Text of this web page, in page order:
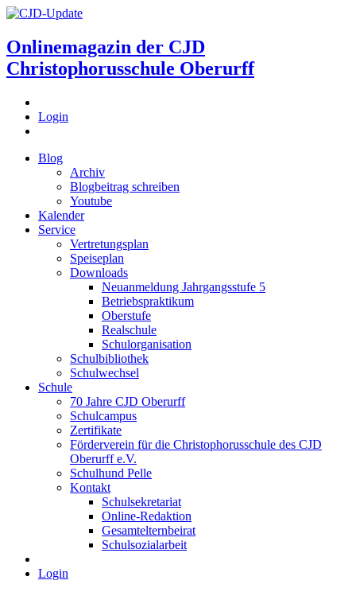
Onlinemagazin der CJD
Christophorusschule Oberurff
Login
Blog
Archiv
Blogbeitrag schreiben
Youtube
Kalender
Service
Vertretungsplan
Speiseplan
Downloads
Neuanmeldung Jahrgangsstufe 5
Betriebspraktikum
Oberstufe
Realschule
Schulorganisation
Schulbibliothek
Schulwechsel
Schule
70 Jahre CJD Oberurff
Schulcampus
Zertifikate
Förderverein für die Christophorusschule des CJD
Oberurff e.V.
Schulhund Pelle
Kontakt
Schulsekretariat
Online-Redaktion
Gesamtelternbeirat
Schulsozialarbeit
Login